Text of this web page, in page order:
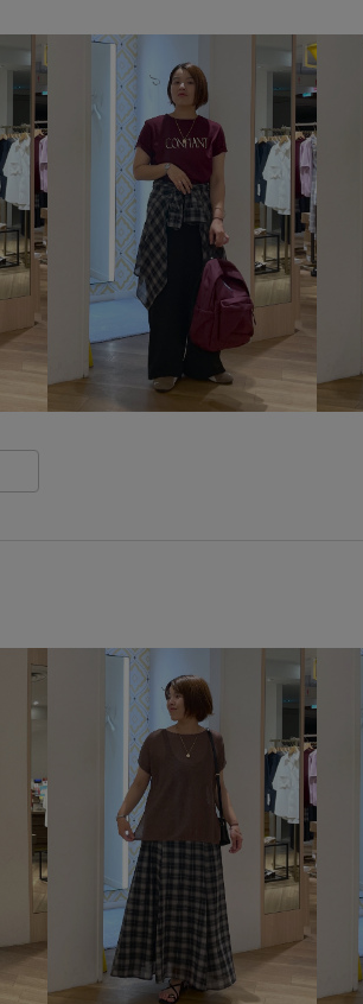
ニュアンスカラー ハリ感 ハーフパンツ
フレアスカート フレンチスリーブ ヘルシー
ベーシックカラー ポリウレタン ポリエステル
ロングスカート ローファー ワイドパンツ
二の腕が隠れる 伸縮性 光沢感 合わせやすい
滑らかな質感 知的 秋口 美シルエット
華やか 落ち着いた色 財布 都会的 長